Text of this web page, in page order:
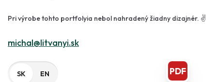
PDF
Pri výrobe tohto portfolyia nebol nahradený žiadny dizajnér. ✌️
michal@litvanyi.sk
SK EN